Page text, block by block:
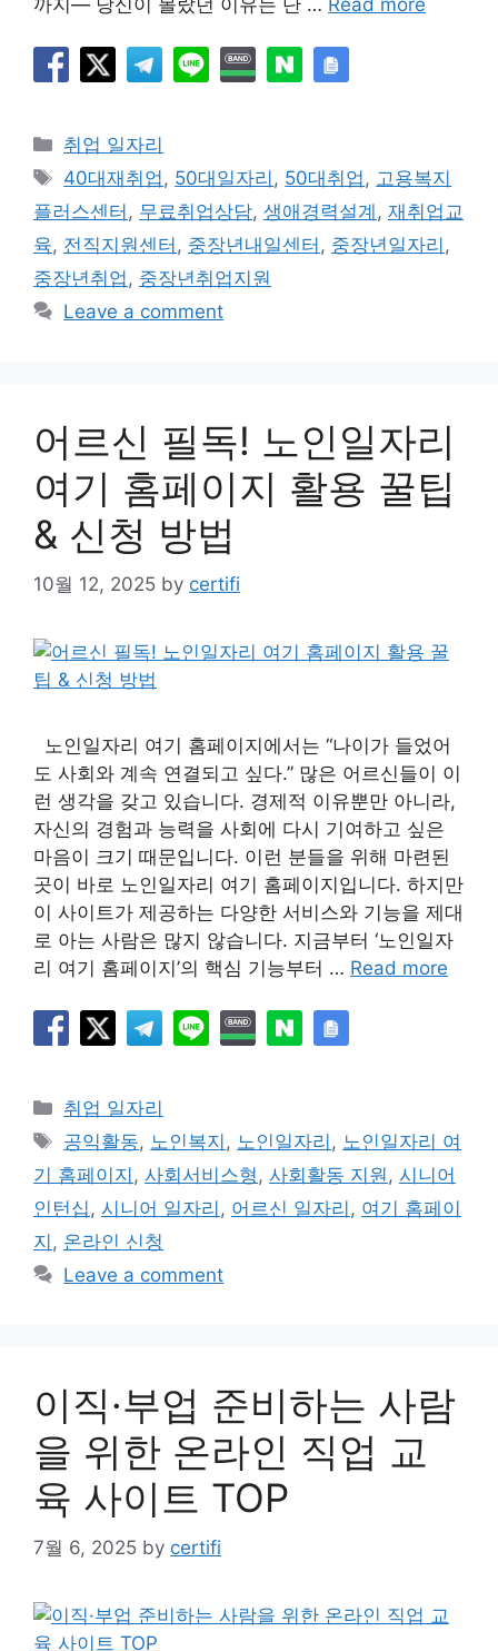
Categories
취업 일자리
Tags
40대재취업, 50대일자리 , 50대취업, 고용복지
플러스센터 , 무료취업상담, 생애경력설계 , 재취업교
육, 전직지원센터 , 중장년내일센터 , 중장년일자리 ,
중장년취업, 중장년취업지원
Leave a comment
어르신 필독! 노인일자리
여기 홈페이지 활용 꿀팁
& 신청 방법
10월 12, 2025 by certifi
노인일자리 여기 홈페이지에서는 “나이가 들었어
도 사회와 계속 연결되고 싶다.” 많은 어르신들이 이
런 생각을 갖고 있습니다. 경제적 이유뿐만 아니라,
자신의 경험과 능력을 사회에 다시 기여하고 싶은
마음이 크기 때문입니다. 이런 분들을 위해 마련된
곳이 바로 노인일자리 여기 홈페이지입니다. 하지만
이 사이트가 제공하는 다양한 서비스와 기능을 제대
로 아는 사람은 많지 않습니다. 지금부터 ‘노인일자
리 여기 홈페이지’의 핵심 기능부터 … Read more
Categories
취업 일자리
Tags
공익활동, 노인복지 , 노인일자리 , 노인일자리 여
기 홈페이지 , 사회서비스형, 사회활동 지원, 시니어
인턴십, 시니어 일자리 , 어르신 일자리 , 여기 홈페이
지 , 온라인 신청
Leave a comment
이직·부업 준비하는 사람
을 위한 온라인 직업 교
육 사이트 TOP
7월 6, 2025 by certifi